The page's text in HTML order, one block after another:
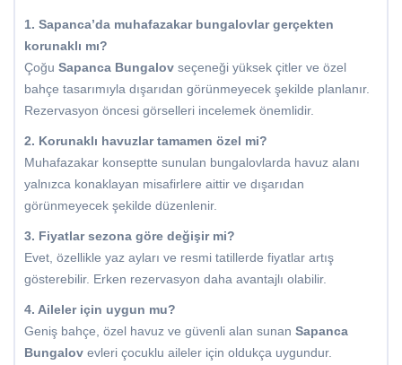
1. Sapanca’da muhafazakar bungalovlar gerçekten
korunaklı mı?
Çoğu Sapanca Bungalov seçeneği yüksek çitler ve özel
bahçe tasarımıyla dışarıdan görünmeyecek şekilde planlanır.
Rezervasyon öncesi görselleri incelemek önemlidir.
2. Korunaklı havuzlar tamamen özel mi?
Muhafazakar konseptte sunulan bungalovlarda havuz alanı
yalnızca konaklayan misafirlere aittir ve dışarıdan
görünmeyecek şekilde düzenlenir.
3. Fiyatlar sezona göre değişir mi?
Evet, özellikle yaz ayları ve resmi tatillerde fiyatlar artış
gösterebilir. Erken rezervasyon daha avantajlı olabilir.
4. Aileler için uygun mu?
Geniş bahçe, özel havuz ve güvenli alan sunan Sapanca
Bungalov evleri çocuklu aileler için oldukça uygundur.